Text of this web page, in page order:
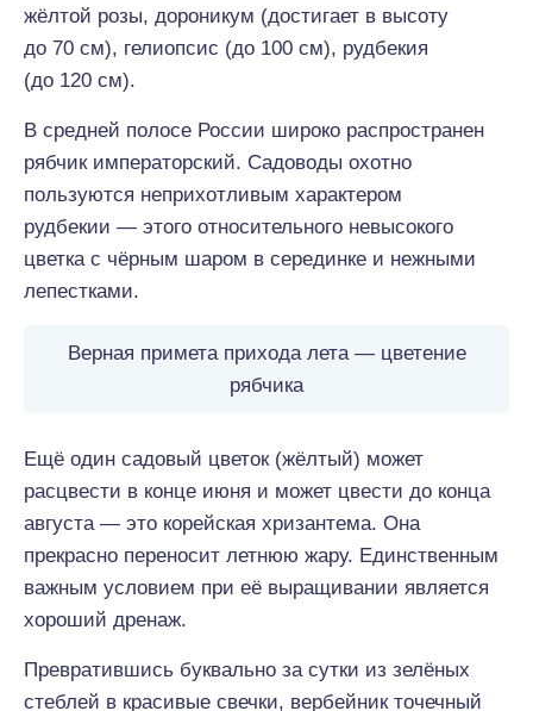
жёлтой розы, дороникум (достигает в высоту
до 70 см), гелиопсис (до 100 см), рудбекия
(до 120 см).
В средней полосе России широко распространен
рябчик императорский. Садоводы охотно
пользуются неприхотливым характером
рудбекии — этого относительного невысокого
цветка с чёрным шаром в серединке и нежными
лепестками.
Верная примета прихода лета — цветение
рябчика
Ещё один садовый цветок (жёлтый) может
расцвести в конце июня и может цвести до конца
августа — это корейская хризантема. Она
прекрасно переносит летнюю жару. Единственным
важным условием при её выращивании является
хороший дренаж.
Превратившись буквально за сутки из зелёных
стеблей в красивые свечки, вербейник точечный